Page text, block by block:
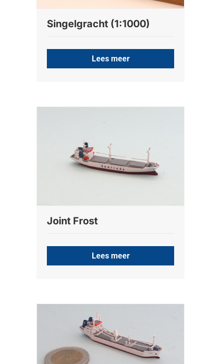
Singelgracht (1:1000)
Lees meer
Joint Frost
Lees meer